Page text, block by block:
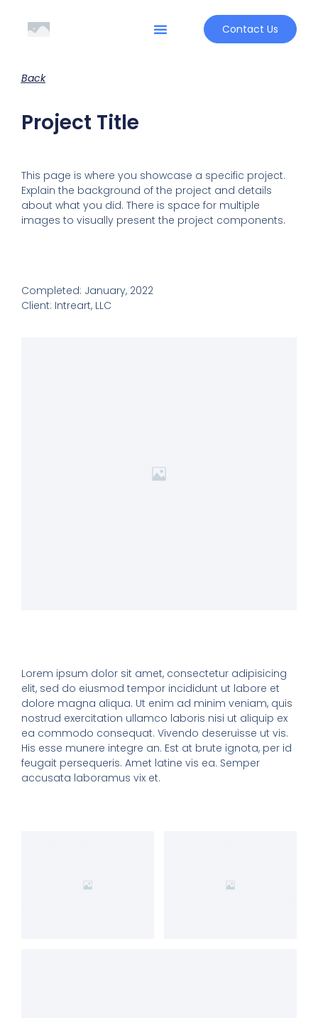
Contact Us
Back
Project Title
This page is where you showcase a specific project.
Explain the background of the project and details
about what you did. There is space for multiple
images to visually present the project components.
Completed: January, 2022
Client: Intreart, LLC
Lorem ipsum dolor sit amet, consectetur adipisicing
elit, sed do eiusmod tempor incididunt ut labore et
dolore magna aliqua. Ut enim ad minim veniam, quis
nostrud exercitation ullamco laboris nisi ut aliquip ex
ea commodo consequat. Vivendo deseruisse ut vis.
His esse munere integre an. Est at brute ignota, per id
feugait persequeris. Amet latine vis ea. Semper
accusata laboramus vix et.